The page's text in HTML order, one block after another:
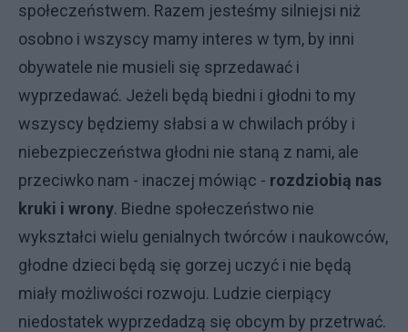
społeczeństwem. Razem jesteśmy silniejsi niż
osobno i wszyscy mamy interes w tym, by inni
obywatele nie musieli się sprzedawać i
wyprzedawać. Jeżeli będą biedni i głodni to my
wszyscy będziemy słabsi a w chwilach próby i
niebezpieczeństwa głodni nie staną z nami, ale
przeciwko nam - inaczej mówiąc - rozdziobią nas
kruki i wrony. Biedne społeczeństwo nie
wykształci wielu genialnych twórców i naukowców,
głodne dzieci będą się gorzej uczyć i nie będą
miały możliwości rozwoju. Ludzie cierpiący
niedostatek wyprzedadzą się obcym by przetrwać.